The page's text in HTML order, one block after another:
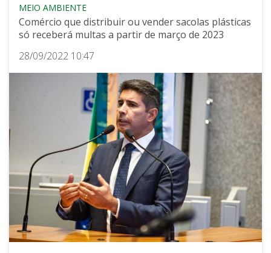
MEIO AMBIENTE
Comércio que distribuir ou vender sacolas plásticas
só receberá multas a partir de março de 2023
28/09/2022 10:47